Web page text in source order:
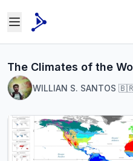
The Climates of the
WILLIAN S. SANTOS